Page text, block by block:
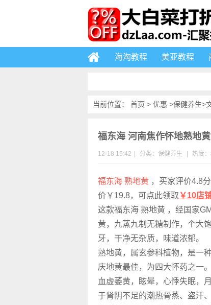
海淘教程 美亚教程
当前位置： 首页 > 优惠 >保健养生>
福东海 河南焦作怀地熟地
12-18 15:42 分类： 保健养生 热度
福东海 熟地黄 ，买家评价4.8
价￥19.8，可点此领取 ￥10店
这款福东海 熟地黄 ，经国家
黄，九蒸九制无糖制作，个大
牙，干净无杂质，味道浓郁。
熟地黄，属玄参科植物，是一
庆地黄最佳，为四大怀药之一
血虚萎黄，眩晕，心悸失眠，
于肾阴不足的潮热骨蒸、盗汗